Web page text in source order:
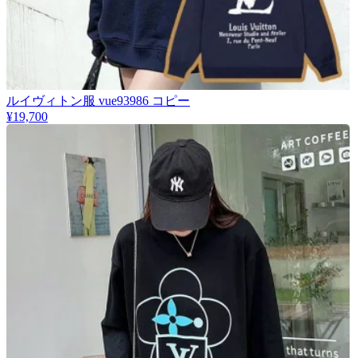
​ルイヴィトン服 vue93986 コピー
¥19,700